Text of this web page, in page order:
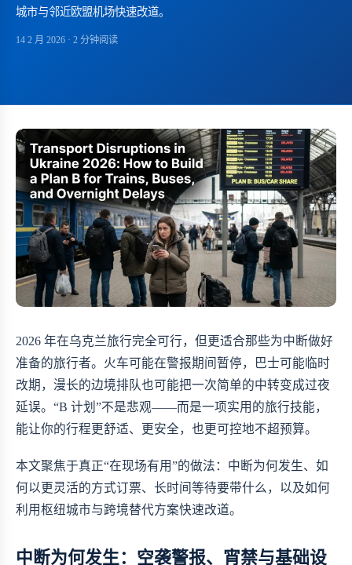
城市与邻近欧盟机场快速改道。
14 2 月 2026 · 2 分钟阅读
2026 年在乌克兰旅行完全可行，但更适合那些为中断做好
准备的旅行者。火车可能在警报期间暂停，巴士可能临时
改期，漫长的边境排队也可能把一次简单的中转变成过夜
延误。“B 计划”不是悲观——而是一项实用的旅行技能，
能让你的行程更舒适、更安全，也更可控地不超预算。
本文聚焦于真正“在现场有用”的做法：中断为何发生、如
何以更灵活的方式订票、长时间等待要带什么，以及如何
利用枢纽城市与跨境替代方案快速改道。
中断为何发生：空袭警报、宵禁与基础设